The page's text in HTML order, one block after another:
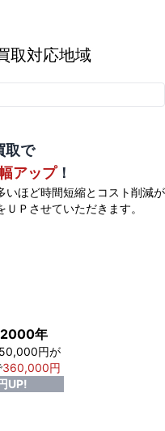
取対応地域
取で
アップ！
いほど時間短縮とコスト削減が
Ｐさせていただきます。
2000年
円が
360,000円
UP!